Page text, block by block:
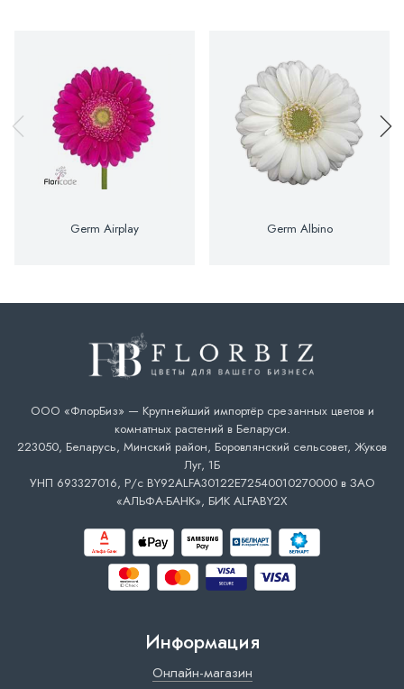
Germ Airplay Germ Albino
ООО «ФлорБиз» — Крупнейший импортёр срезанных цветов и
комнатных растений в Беларуси.
223050, Беларусь, Минский район, Боровлянский сельсовет, Жуков
Луг, 1Б
УНП 693327016, Р/с BY92ALFA30122E72540010270000 в ЗАО
«АЛЬФА-БАНК», БИК ALFABY2X
Информация
Онлайн-магазин